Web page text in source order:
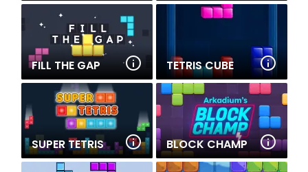
FILL THE GAP TETRIS CUBE
SUPER TETRIS BLOCK CHAMP